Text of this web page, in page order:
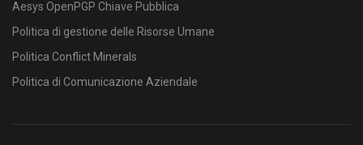
Aesys OpenPGP Chiave Pubblica
Politica di gestione delle Risorse Umane
Politica Conflict Minerals
Politica di Comunicazione Aziendale